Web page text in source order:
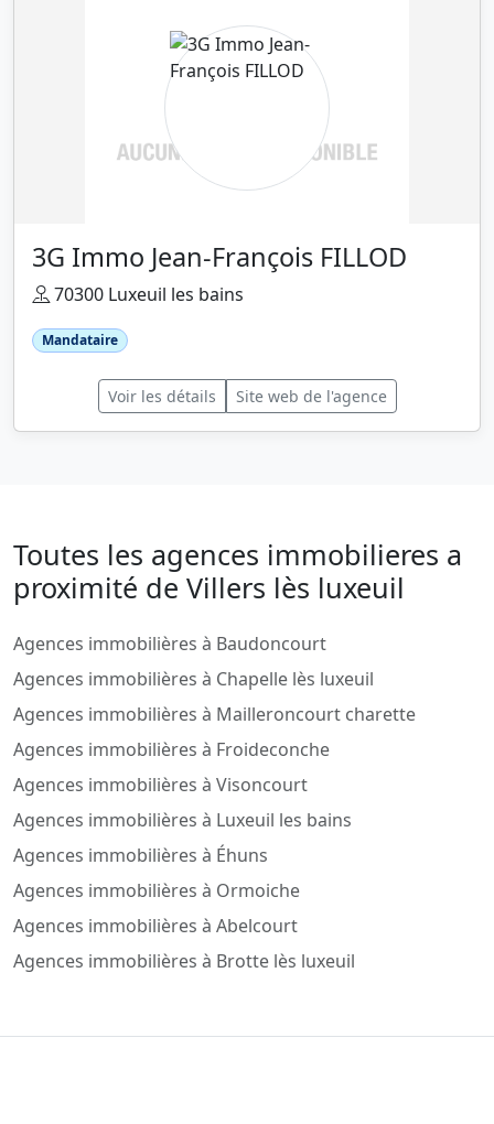
3G Immo Jean-François FILLOD
70300 Luxeuil les bains
Mandataire
Voir les détails Site web de l'agence
Toutes les agences immobilieres a
proximité de Villers lès luxeuil
Agences immobilières à Baudoncourt
Agences immobilières à Chapelle lès luxeuil
Agences immobilières à Mailleroncourt charette
Agences immobilières à Froideconche
Agences immobilières à Visoncourt
Agences immobilières à Luxeuil les bains
Agences immobilières à Éhuns
Agences immobilières à Ormoiche
Agences immobilières à Abelcourt
Agences immobilières à Brotte lès luxeuil